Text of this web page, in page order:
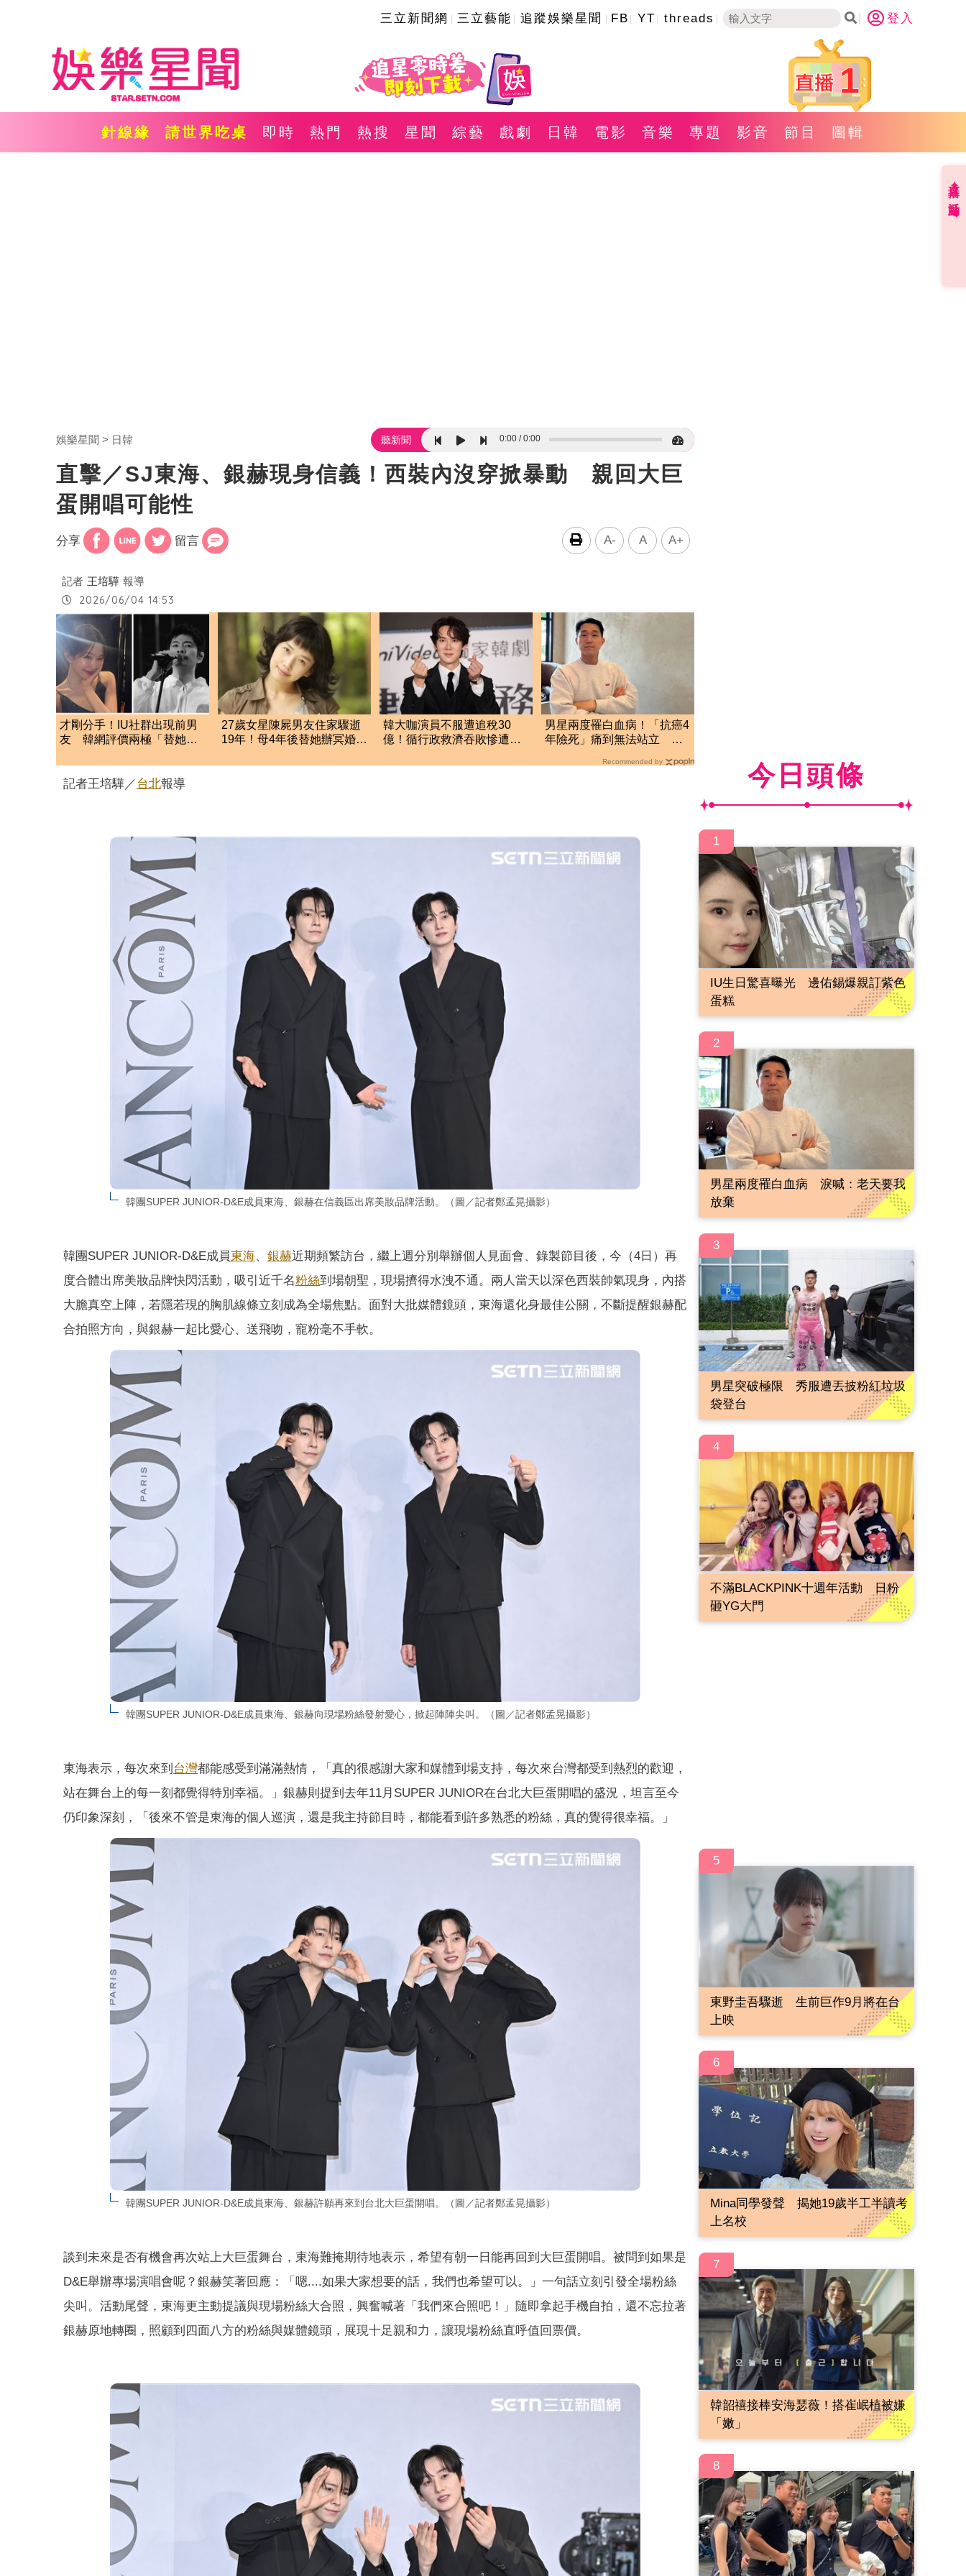
三立新聞網 三立藝能 追蹤娛樂星聞 FB YT threads 登入
1
針線緣 請世界吃桌 即時 熱門 熱搜 星聞 綜藝 戲劇 日韓 電影 音樂 專題 影音 節目 圖輯
娛樂星聞 日韓 聽新聞 0:00 0:00
直擊／SJ東海、銀赫現身信義！西裝內沒穿掀暴動 親回大巨
蛋開唱可能性
分享 留言 A- A A+
記者 王培驊 報導
2026/06/04 14:53
才剛分手！IU社群出現前男
友 韓網評價兩極「替她抱
27歲女星陳屍男友住家驟逝
19年！母4年後替她辦冥婚
韓大咖演員不服遭追稅30
億！循行政救濟吞敗慘遭駁
男星兩度罹白血病！「抗癌4
年險死」痛到無法站立 淚
Recommended by
記者王培驊／台北報導
韓團SUPER JUNIOR-D&E成員東海、銀赫在信義區出席美妝品牌活動。（圖／記者鄭孟晃攝影）
韓團SUPER JUNIOR-D&E成員東海、 銀赫近期頻繁訪台，繼上週分別舉辦個人見面會、錄製節目後，今（4日）再
度合體出席美妝品牌快閃活動，吸引近千名粉絲到場朝聖，現場擠得水洩不通。兩人當天以深色西裝帥氣現身，內搭
大膽真空上陣，若隱若現的胸肌線條立刻成為全場焦點。面對大批媒體鏡頭，東海還化身最佳公關，不斷提醒銀赫配
合拍照方向，與銀赫一起比愛心、送飛吻，寵粉毫不手軟。
韓團SUPER JUNIOR-D&E成員東海、銀赫向現場粉絲發射愛心，掀起陣陣尖叫。（圖／記者鄭孟晃攝影）
東海表示，每次來到 台灣都能感受到滿滿熱情，「真的很感謝大家和媒體到場支持，每次來台灣都受到熱烈的歡迎，
站在舞台上的每一刻都覺得特別幸福。」銀赫則提到去年11月SUPER JUNIOR在台北大巨蛋開唱的盛況，坦言至今
仍印象深刻，「後來不管是東海的個人巡演，還是我主持節目時，都能看到許多熟悉的粉絲，真的覺得很幸福。」
韓團SUPER JUNIOR-D&E成員東海、銀赫許願再來到台北大巨蛋開唱。（圖／記者鄭孟晃攝影）
談到未來是否有機會再次站上大巨蛋舞台，東海難掩期待地表示，希望有朝一日能再回到大巨蛋開唱。被問到如果是
D&E舉辦專場演唱會呢？銀赫笑著回應：「嗯....如果大家想要的話，我們也希望可以。」一句話立刻引發全場粉絲
尖叫。活動尾聲，東海更主動提議與現場粉絲大合照，興奮喊著「我們來合照吧！」隨即拿起手機自拍，還不忘拉著
銀赫原地轉圈，照顧到四面八方的粉絲與媒體鏡頭，展現十足親和力，讓現場粉絲直呼值回票價。
今日頭條
1
IU生日驚喜曝光 邊佑錫爆親訂紫色
蛋糕
2
男星兩度罹白血病 淚喊：老天要我
放棄
3
男星突破極限 秀服遭丟披粉紅垃圾
袋登台
4
不滿BLACKPINK十週年活動 日粉
砸YG大門
5
東野圭吾驟逝 生前巨作9月將在台
上映
6
Mina同學發聲 揭她19歲半工半讀考
上名校
7
韓韶禧接棒安海瑟薇！搭崔岷植被嫌
「嫩」
8
直播✦活動